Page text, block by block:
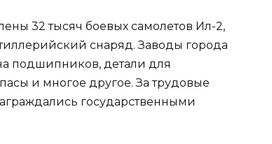
32 тысяч боевых самолетов Ил-2,
снаряд. Заводы города
подшипников, детали для
и многое другое. За трудовые
государственными